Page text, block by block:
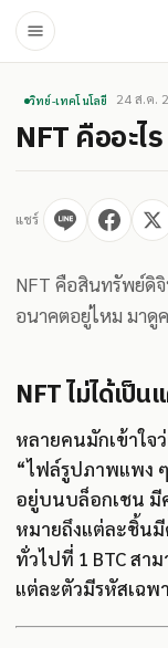
วิทย์-เทคโนโลยี 24 ส.ค.
NFT คืออะไ
แชร์
NFT คือสินทรัพย์ดิ
อนาคตอยู่ไหม มาดู
NFT ไม่ได้เป็
หลายคนมักเข้าใจ
“ไฟล์รูปภาพแพง
อยู่บนบล็อกเชน มี
หมายถึงแต่ละชิ้นมี
ทั่วไปที่ 1 BTC สา
แต่ละตัวมีรหัสเฉพ